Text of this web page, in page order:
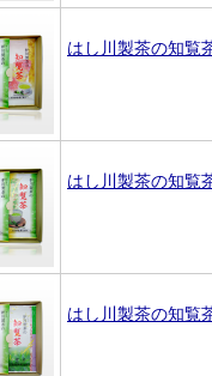
はし川製茶の知
はし川製茶の知
はし川製茶の知